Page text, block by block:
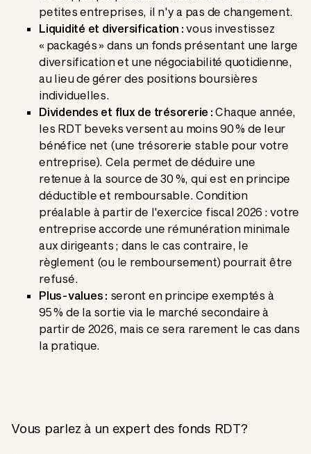
petites entreprises, il n'y a pas de changement.
Liquidité et diversification : vous investissez
« packagés » dans un fonds présentant une large
diversification et une négociabilité quotidienne,
au lieu de gérer des positions boursières
individuelles.
Dividendes et flux de trésorerie : Chaque année,
les RDT beveks versent au moins 90 % de leur
bénéfice net (une trésorerie stable pour votre
entreprise). Cela permet de déduire une
retenue à la source de 30 %, qui est en principe
déductible et remboursable. Condition
préalable à partir de l'exercice fiscal 2026 : votre
entreprise accorde une rémunération minimale
aux dirigeants ; dans le cas contraire, le
règlement (ou le remboursement) pourrait être
refusé.
Plus-values : seront en principe exemptés à
95 % de la sortie via le marché secondaire à
partir de 2026, mais ce sera rarement le cas dans
la pratique.
Vous parlez à un expert des fonds RDT?